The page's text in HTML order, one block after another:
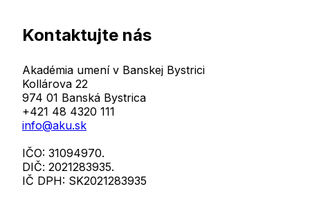
Kontaktujte nás
Akadémia umení v Banskej Bystrici
Kollárova 22
974 01 Banská Bystrica
+421 48 4320 111
info@aku.sk
IČO: 31094970.
DIČ: 2021283935.
IČ DPH: SK2021283935